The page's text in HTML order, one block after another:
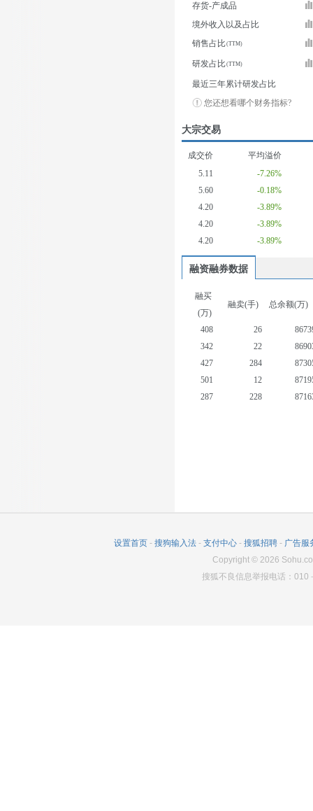
存货-产成品
境外收入以及占比
销售占比
研发占比
最近三年累计研发占比
您还想看哪个财务指标?
大宗交易
成交价
平均溢价
5.11
-7.26%
5.60
-0.18%
4.20
-3.89%
4.20
-3.89%
4.20
-3.89%
融资融券数据
融买
(万)
融卖(手) 总余额(万)
408 26
342
22
427
284
501
12
287
228
设置首页 - 搜狗输入法 - 支付中心 - 搜狐招聘 - 广告服
Copyright© 2026
搜狐不良信息举报电话：010